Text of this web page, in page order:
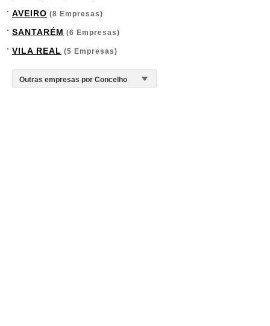
AVEIRO (8 Empresas)
SANTARÉM (6 Empresas)
VILA REAL (5 Empresas)